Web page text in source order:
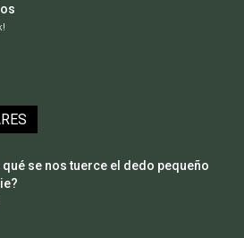
qué se nos tuerce el dedo pequeño